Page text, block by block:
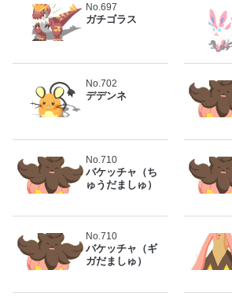
No.697
ガチゴラス
No.702
デデンネ
No.710
バケッチャ（ち
ゅうだましゅ）
No.710
バケッチャ（ギ
ガだましゅ）